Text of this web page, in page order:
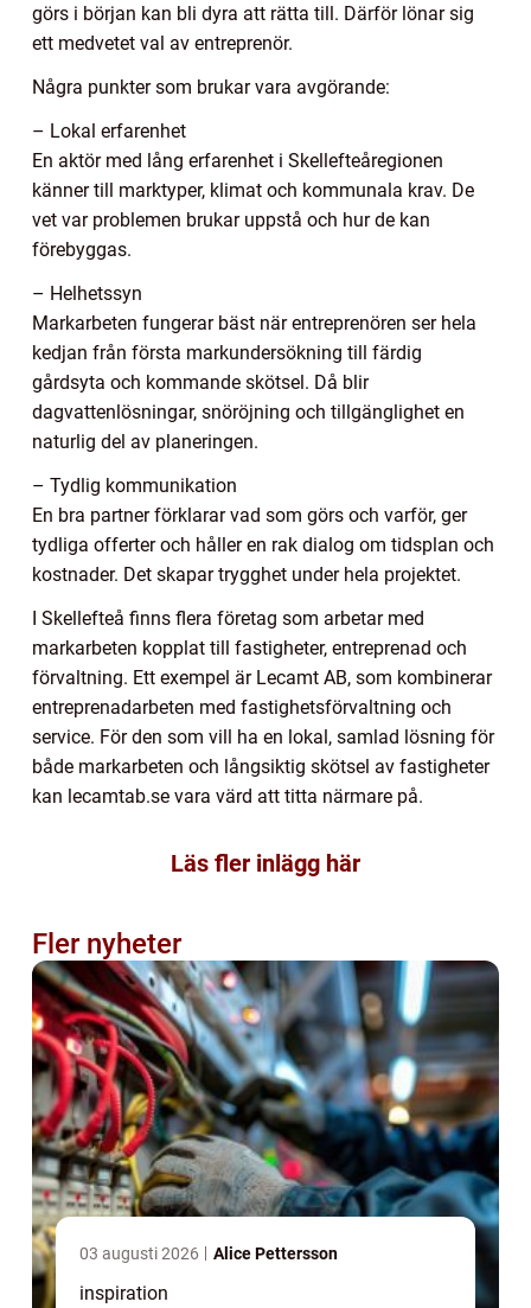
görs i början kan bli dyra att rätta till. Därför lönar sig
ett medvetet val av entreprenör.
Några punkter som brukar vara avgörande:
– Lokal erfarenhet
En aktör med lång erfarenhet i Skellefteåregionen
känner till marktyper, klimat och kommunala krav. De
vet var problemen brukar uppstå och hur de kan
förebyggas.
– Helhetssyn
Markarbeten fungerar bäst när entreprenören ser hela
kedjan från första markundersökning till färdig
gårdsyta och kommande skötsel. Då blir
dagvattenlösningar, snöröjning och tillgänglighet en
naturlig del av planeringen.
– Tydlig kommunikation
En bra partner förklarar vad som görs och varför, ger
tydliga offerter och håller en rak dialog om tidsplan och
kostnader. Det skapar trygghet under hela projektet.
I Skellefteå finns flera företag som arbetar med
markarbeten kopplat till fastigheter, entreprenad och
förvaltning. Ett exempel är Lecamt AB, som kombinerar
entreprenadarbeten med fastighetsförvaltning och
service. För den som vill ha en lokal, samlad lösning för
både markarbeten och långsiktig skötsel av fastigheter
kan lecamtab.se vara värd att titta närmare på.
Läs fler inlägg här
Fler nyheter
03 augusti 2026 Alice Pettersson
inspiration